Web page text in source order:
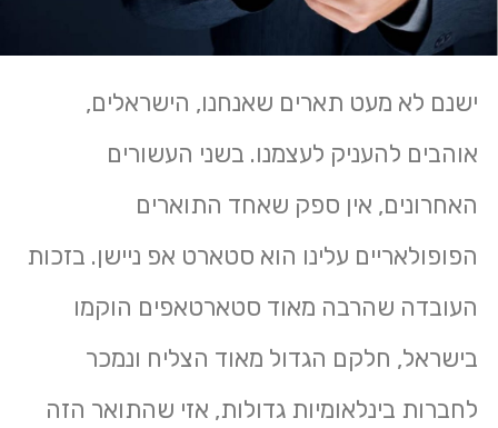
ישנם לא מעט תארים שאנחנו, הישראלים,
אוהבים להעניק לעצמנו. בשני העשורים
האחרונים, אין ספק שאחד התוארים
הפופולאריים עלינו הוא סטארט אפ ניישן. בזכות
העובדה שהרבה מאוד סטארטאפים הוקמו
בישראל, חלקם הגדול מאוד הצליח ונמכר
לחברות בינלאומיות גדולות, אזי שהתואר הזה